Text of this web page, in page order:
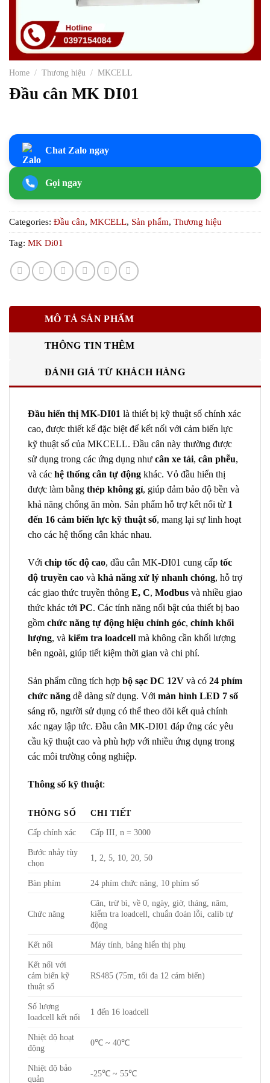
Home / Thương hiệu / MKCELL
Đầu cân MK DI01
Chat Zalo ngay
Gọi ngay
Categories: Đầu cân, MKCELL, Sản phẩm, Thương hiệu
Tag: MK Di01
MÔ TẢ SẢN PHẨM
THÔNG TIN THÊM
ĐÁNH GIÁ TỪ KHÁCH HÀNG
Đầu hiển thị MK-DI01 là thiết bị kỹ thuật số chính xác
cao, được thiết kế đặc biệt để kết nối với cảm biến lực
kỹ thuật số của MKCELL. Đầu cân này thường được
sử dụng trong các ứng dụng như cân xe tải, cân phễu,
và các hệ thống cân tự động khác. Vỏ đầu hiển thị
được làm bằng thép không gỉ, giúp đảm bảo độ bền và
khả năng chống ăn mòn. Sản phẩm hỗ trợ kết nối từ 1
đến 16 cảm biến lực kỹ thuật số, mang lại sự linh hoạt
cho các hệ thống cân khác nhau.
Với chip tốc độ cao, đầu cân MK-DI01 cung cấp tốc
độ truyền cao và khả năng xử lý nhanh chóng, hỗ trợ
các giao thức truyền thông E, C, Modbus và nhiều giao
thức khác tới PC. Các tính năng nổi bật của thiết bị bao
gồm chức năng tự động hiệu chỉnh góc, chỉnh khối
lượng, và kiểm tra loadcell mà không cần khối lượng
bên ngoài, giúp tiết kiệm thời gian và chi phí.
Sản phẩm cũng tích hợp bộ sạc DC 12V và có 24 phím
chức năng dễ dàng sử dụng. Với màn hình LED 7 số
sáng rõ, người sử dụng có thể theo dõi kết quả chính
xác ngay lập tức. Đầu cân MK-DI01 đáp ứng các yêu
cầu kỹ thuật cao và phù hợp với nhiều ứng dụng trong
các môi trường công nghiệp.
Thông số kỹ thuật:
THÔNG SỐ
CHI TIẾT
Cấp chính xác
Cấp III, n = 3000
Bước nhảy tùy
chọn
1, 2, 5, 10, 20, 50
Bàn phím 24 phím chức năng, 10 phím số
Chức năng
Cân, trừ bì, về 0, ngày, giờ, tháng, năm,
kiểm tra loadcell, chuẩn đoán lỗi, calib tự
động
Kết nối Máy tính, bảng hiển thị phụ
Kết nối với
cảm biến kỹ
thuật số
RS485 (75m, tối đa 12 cảm biến)
Số lượng
loadcell kết nối
1 đến 16 loadcell
Nhiệt độ hoạt
động
0℃ ~ 40℃
Nhiệt độ bảo
quản
-25℃ ~ 55℃